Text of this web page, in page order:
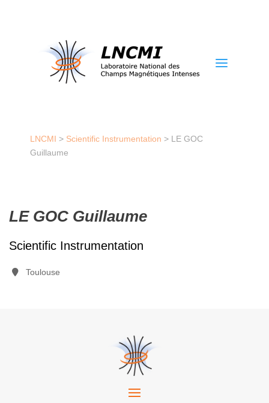
a
LNCMI > Scientific Instrumentation > LE GOC
Guillaume
LE GOC Guillaume
Scientific Instrumentation
Toulouse